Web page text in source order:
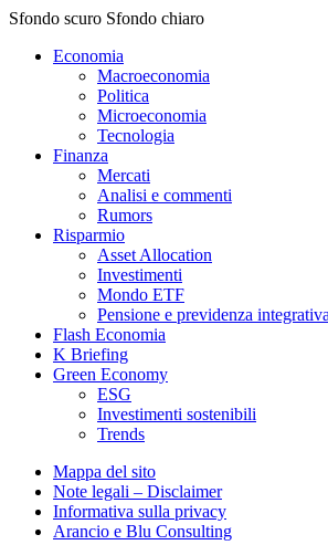
Sfondo scuro Sfondo chiaro
Economia
Macroeconomia
Politica
Microeconomia
Tecnologia
Finanza
Mercati
Analisi e commenti
Rumors
Risparmio
Asset Allocation
Investimenti
Mondo ETF
Pensione e previdenza integrativa
Flash Economia
K Briefing
Green Economy
ESG
Investimenti sostenibili
Trends
Mappa del sito
Note legali – Disclaimer
Informativa sulla privacy
Arancio e Blu Consulting